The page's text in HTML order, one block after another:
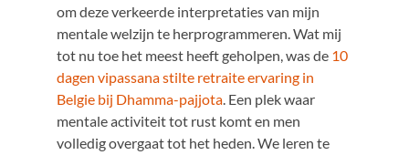
om deze verkeerde interpretaties van mijn
mentale welzijn te herprogrammeren. Wat mij
tot nu toe het meest heeft geholpen, was de 10
dagen vipassana stilte retraite ervaring in
Belgie bij Dhamma-pajjota. Een plek waar
mentale activiteit tot rust komt en men
volledig overgaat tot het heden. We leren te